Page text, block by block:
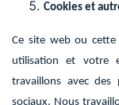
Cookies et
Ce site web ou
utilisation et votre
travaillons avec des
sociaux. Nous